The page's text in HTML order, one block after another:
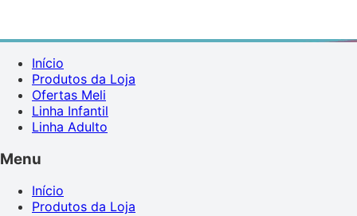
Início
Produtos da Loja
Ofertas Meli
Linha Infantil
Linha Adulto
Menu
Início
Produtos da Loja